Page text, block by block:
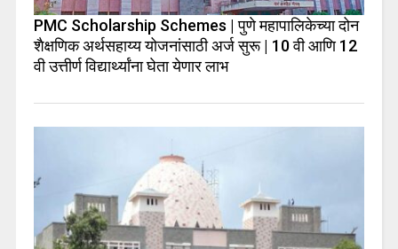
PMC Scholarship Schemes | पुणे महापालिकेच्या दोन
शैक्षणिक अर्थसहाय्य योजनांसाठी अर्ज सुरू | 10 वी आणि 12
वी उत्तीर्ण विद्यार्थ्यांना घेता येणार लाभ